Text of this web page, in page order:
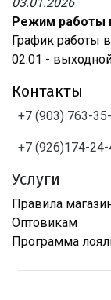
Режим работы
График работы
02.01 -
Контакты
+7 (903) 763-
+7 (926)174-
Услуги
Правила
Оптовикам
Программа